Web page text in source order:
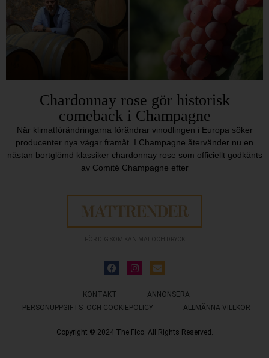
Chardonnay rose gör historisk
comeback i Champagne
När klimatförändringarna förändrar vinodlingen i Europa söker
producenter nya vägar framåt. I Champagne återvänder nu en
nästan bortglömd klassiker chardonnay rose som officiellt godkänts
av Comité Champagne efter
FÖR DIG SOM KAN MAT OCH DRYCK
KONTAKT
ANNONSERA
PERSONUPPGIFTS- OCH COOKIEPOLICY
ALLMÄNNA VILLKOR
Copyright © 2024 The Flco. All Rights Reserved.